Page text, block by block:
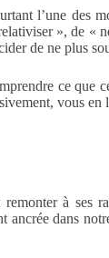
l’une des
», de «
de ne plus
ce que
vous en
à ses
ancrée dans